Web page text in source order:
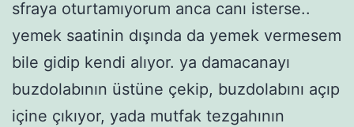
sfraya oturtamıyorum anca canı isterse..
yemek saatinin dışında da yemek vermesem
bile gidip kendi alıyor. ya damacanayı
buzdolabının üstüne çekip, buzdolabını açıp
içine çıkıyor, yada mutfak tezgahının